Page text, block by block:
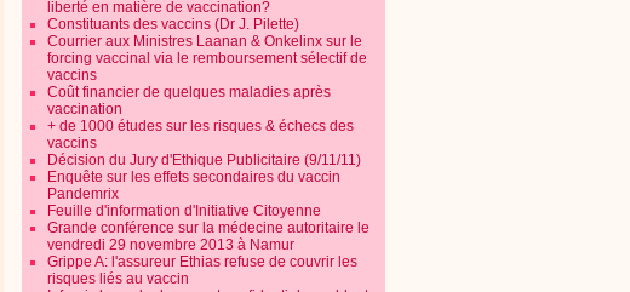
liberté en matière de vaccination?
Constituants des vaccins (Dr J. Pilette)
Courrier aux Ministres Laanan & Onkelinx sur le
forcing vaccinal via le remboursement sélectif de
vaccins
Coût financier de quelques maladies après
vaccination
+ de 1000 études sur les risques & échecs des
vaccins
Décision du Jury d'Ethique Publicitaire (9/11/11)
Enquête sur les effets secondaires du vaccin
Pandemrix
Feuille d'information d'Initiative Citoyenne
Grande conférence sur la médecine autoritaire le
vendredi 29 novembre 2013 à Namur
Grippe A: l'assureur Ethias refuse de couvrir les
risques liés au vaccin